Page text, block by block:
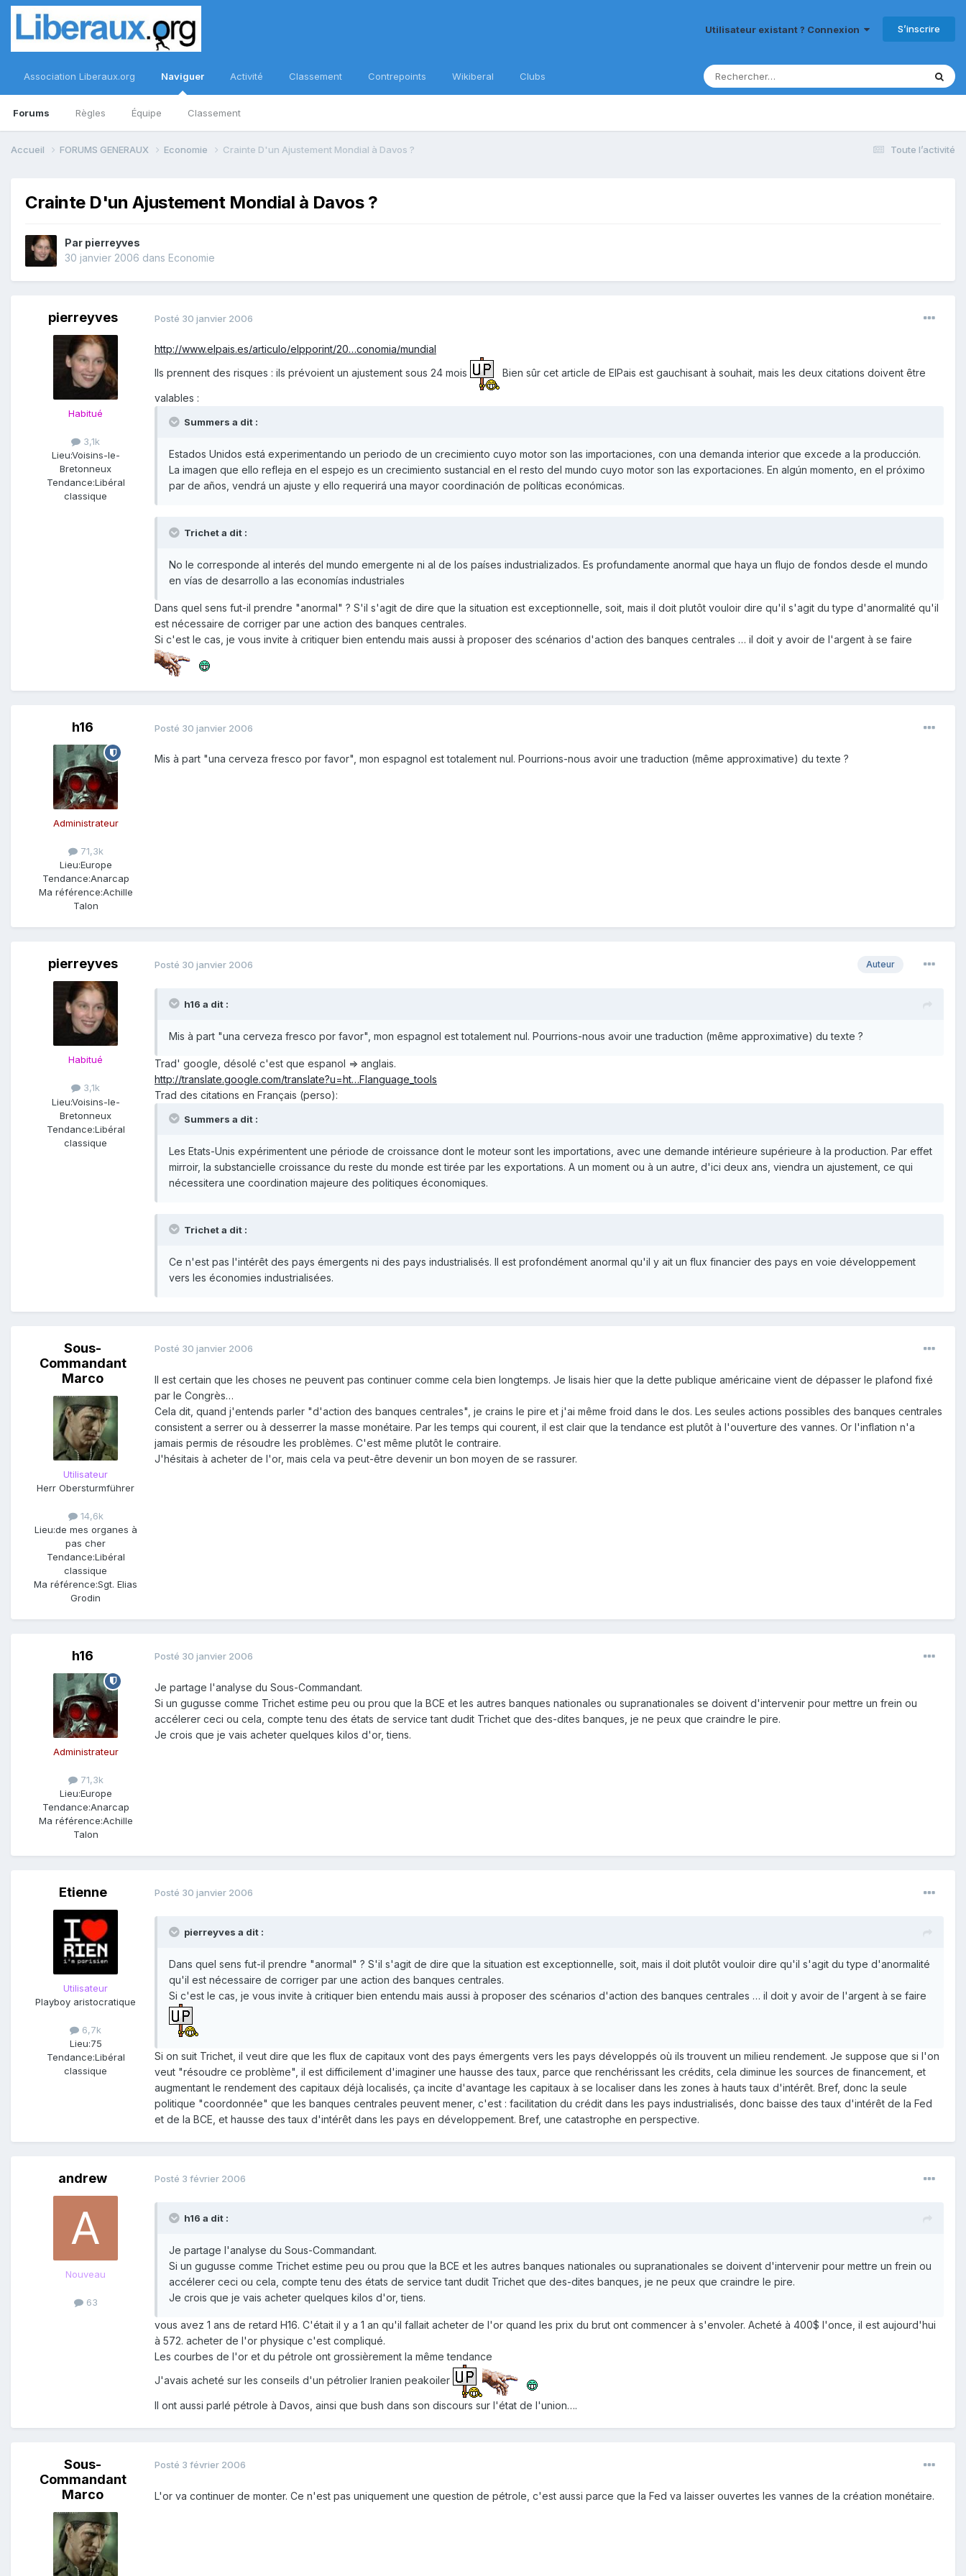
Utilisateur existant ? Connexion S’inscrire
Association Liberaux.org Naviguer
Forums Règles Équipe Classement
Activité Classement Contrepoints Wikiberal Clubs
Toute l’activité
Accueil FORUMS GENERAUX Economie Crainte D'un Ajustement Mondial à Davos ?
Crainte D'un Ajustement Mondial à Davos ?
Par pierreyves
30 janvier 2006 dans Economie
pierreyves
Habitué
3,1k
Lieu:Voisins-le-
Bretonneux
Tendance:Libéral
classique
Posté 30 janvier 2006
http://www.elpais.es/articulo/elpporint/20…conomia/mundial
Ils prennent des risques : ils prévoient un ajustement sous 24 mois
Bien sûr cet article de ElPais est gauchisant à souhait, mais les deux citations doivent être
valables :
Summers a dit :
Estados Unidos está experimentando un periodo de un crecimiento cuyo motor son las importaciones, con una demanda interior que excede a la producción.
La imagen que ello refleja en el espejo es un crecimiento sustancial en el resto del mundo cuyo motor son las exportaciones. En algún momento, en el próximo
par de años, vendrá un ajuste y ello requerirá una mayor coordinación de políticas económicas.
Trichet a dit :
No le corresponde al interés del mundo emergente ni al de los países industrializados. Es profundamente anormal que haya un flujo de fondos desde el mundo
en vías de desarrollo a las economías industriales
Dans quel sens fut-il prendre "anormal" ? S'il s'agit de dire que la situation est exceptionnelle, soit, mais il doit plutôt vouloir dire qu'il s'agit du type d'anormalité qu'il
est nécessaire de corriger par une action des banques centrales.
Si c'est le cas, je vous invite à critiquer bien entendu mais aussi à proposer des scénarios d'action des banques centrales … il doit y avoir de l'argent à se faire
h16
Administrateur
71,3k
Lieu:Europe
Tendance:Anarcap
Ma référence:Achille
Talon
Posté 30 janvier 2006
Mis à part "una cerveza fresco por favor", mon espagnol est totalement nul. Pourrions-nous avoir une traduction (même approximative) du texte ?
pierreyves
Habitué
3,1k
Lieu:Voisins-le-
Bretonneux
Tendance:Libéral
classique
Auteur
Posté 30 janvier 2006
h16 a dit :
Mis à part "una cerveza fresco por favor", mon espagnol est totalement nul. Pourrions-nous avoir une traduction (même approximative) du texte ?
Trad' google, désolé c'est que espanol => anglais.
http://translate.google.com/translate?u=ht…Flanguage_tools
Trad des citations en Français (perso):
Summers a dit :
Les Etats-Unis expérimentent une période de croissance dont le moteur sont les importations, avec une demande intérieure supérieure à la production. Par effet
mirroir, la substancielle croissance du reste du monde est tirée par les exportations. A un moment ou à un autre, d'ici deux ans, viendra un ajustement, ce qui
nécessitera une coordination majeure des politiques économiques.
Trichet a dit :
Ce n'est pas l'intérêt des pays émergents ni des pays industrialisés. Il est profondément anormal qu'il y ait un flux financier des pays en voie développement
vers les économies industrialisées.
Sous-
Commandant
Marco
Utilisateur
Herr Obersturmführer
14,6k
Lieu:de mes organes à
pas cher
Tendance:Libéral
classique
Ma référence:Sgt. Elias
Grodin
Posté 30 janvier 2006
Il est certain que les choses ne peuvent pas continuer comme cela bien longtemps. Je lisais hier que la dette publique américaine vient de dépasser le plafond fixé
par le Congrès…
Cela dit, quand j'entends parler "d'action des banques centrales", je crains le pire et j'ai même froid dans le dos. Les seules actions possibles des banques centrales
consistent a serrer ou à desserrer la masse monétaire. Par les temps qui courent, il est clair que la tendance est plutôt à l'ouverture des vannes. Or l'inflation n'a
jamais permis de résoudre les problèmes. C'est même plutôt le contraire.
J'hésitais à acheter de l'or, mais cela va peut-être devenir un bon moyen de se rassurer.
h16
Administrateur
71,3k
Lieu:Europe
Tendance:Anarcap
Ma référence:Achille
Talon
Posté 30 janvier 2006
Je partage l'analyse du Sous-Commandant.
Si un gugusse comme Trichet estime peu ou prou que la BCE et les autres banques nationales ou supranationales se doivent d'intervenir pour mettre un frein ou
accélerer ceci ou cela, compte tenu des états de service tant dudit Trichet que des-dites banques, je ne peux que craindre le pire.
Je crois que je vais acheter quelques kilos d'or, tiens.
Etienne
Utilisateur
Playboy aristocratique
6,7k
Lieu:75
Tendance:Libéral
classique
Posté 30 janvier 2006
pierreyves a dit :
Dans quel sens fut-il prendre "anormal" ? S'il s'agit de dire que la situation est exceptionnelle, soit, mais il doit plutôt vouloir dire qu'il s'agit du type d'anormalité
qu'il est nécessaire de corriger par une action des banques centrales.
Si c'est le cas, je vous invite à critiquer bien entendu mais aussi à proposer des scénarios d'action des banques centrales … il doit y avoir de l'argent à se faire
Si on suit Trichet, il veut dire que les flux de capitaux vont des pays émergents vers les pays développés où ils trouvent un milieu rendement. Je suppose que si l'on
veut "résoudre ce problème", il est difficilement d'imaginer une hausse des taux, parce que renchérissant les crédits, cela diminue les sources de financement, et
augmentant le rendement des capitaux déjà localisés, ça incite d'avantage les capitaux à se localiser dans les zones à hauts taux d'intérêt. Bref, donc la seule
politique "coordonnée" que les banques centrales peuvent mener, c'est : facilitation du crédit dans les pays industrialisés, donc baisse des taux d'intérêt de la Fed
et de la BCE, et hausse des taux d'intérêt dans les pays en développement. Bref, une catastrophe en perspective.
andrew
Nouveau
63
Posté 3 février 2006
h16 a dit :
Je partage l'analyse du Sous-Commandant.
Si un gugusse comme Trichet estime peu ou prou que la BCE et les autres banques nationales ou supranationales se doivent d'intervenir pour mettre un frein ou
accélerer ceci ou cela, compte tenu des états de service tant dudit Trichet que des-dites banques, je ne peux que craindre le pire.
Je crois que je vais acheter quelques kilos d'or, tiens.
vous avez 1 ans de retard H16. C'était il y a 1 an qu'il fallait acheter de l'or quand les prix du brut ont commencer à s'envoler. Acheté à 400$ l'once, il est aujourd'hui
à 572. acheter de l'or physique c'est compliqué.
Les courbes de l'or et du pétrole ont grossièrement la même tendance
J'avais acheté sur les conseils d'un pétrolier Iranien peakoiler
Il ont aussi parlé pétrole à Davos, ainsi que bush dans son discours sur l'état de l'union….
Sous-
Commandant
Marco
Posté 3 février 2006
L'or va continuer de monter. Ce n'est pas uniquement une question de pétrole, c'est aussi parce que la Fed va laisser ouvertes les vannes de la création monétaire.